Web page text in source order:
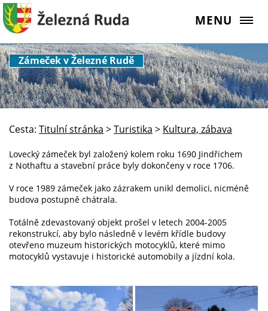
MENU
Zámeček v Železné Rudě
Cesta: Titulní stránka >Turistika > Kultura, zábava
Lovecký zámeček byl založený kolem roku 1690 Jindřichem
z Nothaftu a stavební práce byly dokončeny v roce 1706.
V roce 1989 zámeček jako zázrakem unikl demolici, nicméně
budova postupně chátrala.
Totálně zdevastovaný objekt prošel v letech 2004-2005
rekonstrukcí, aby bylo následně v levém křídle budovy
otevřeno muzeum historických motocyklů, které mimo
motocyklů vystavuje i historické automobily a jízdní kola.